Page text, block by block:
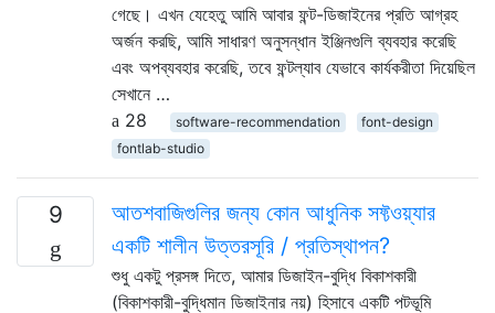
গেছে। এখন যেহেতু আমি আবার ফন্ট-ডিজাইনের প্রতি আগ্রহ
অর্জন করছি, আমি সাধারণ অনুসন্ধান ইঞ্জিনগুলি ব্যবহার করেছি
এবং অপব্যবহার করেছি, তবে ফন্টল্যাব যেভাবে কার্যকরীতা দিয়েছিল
সেখানে …
28
software-recommendation
font-design
fontlab-studio
9
আতশবাজিগুলির জন্য কোন আধুনিক সফ্টওয়্যার
একটি শালীন উত্তরসূরি / প্রতিস্থাপন?
শুধু একটু প্রসঙ্গ দিতে, আমার ডিজাইন-বুদ্ধি বিকাশকারী
(বিকাশকারী-বুদ্ধিমান ডিজাইনার নয়) হিসাবে একটি পটভূমি